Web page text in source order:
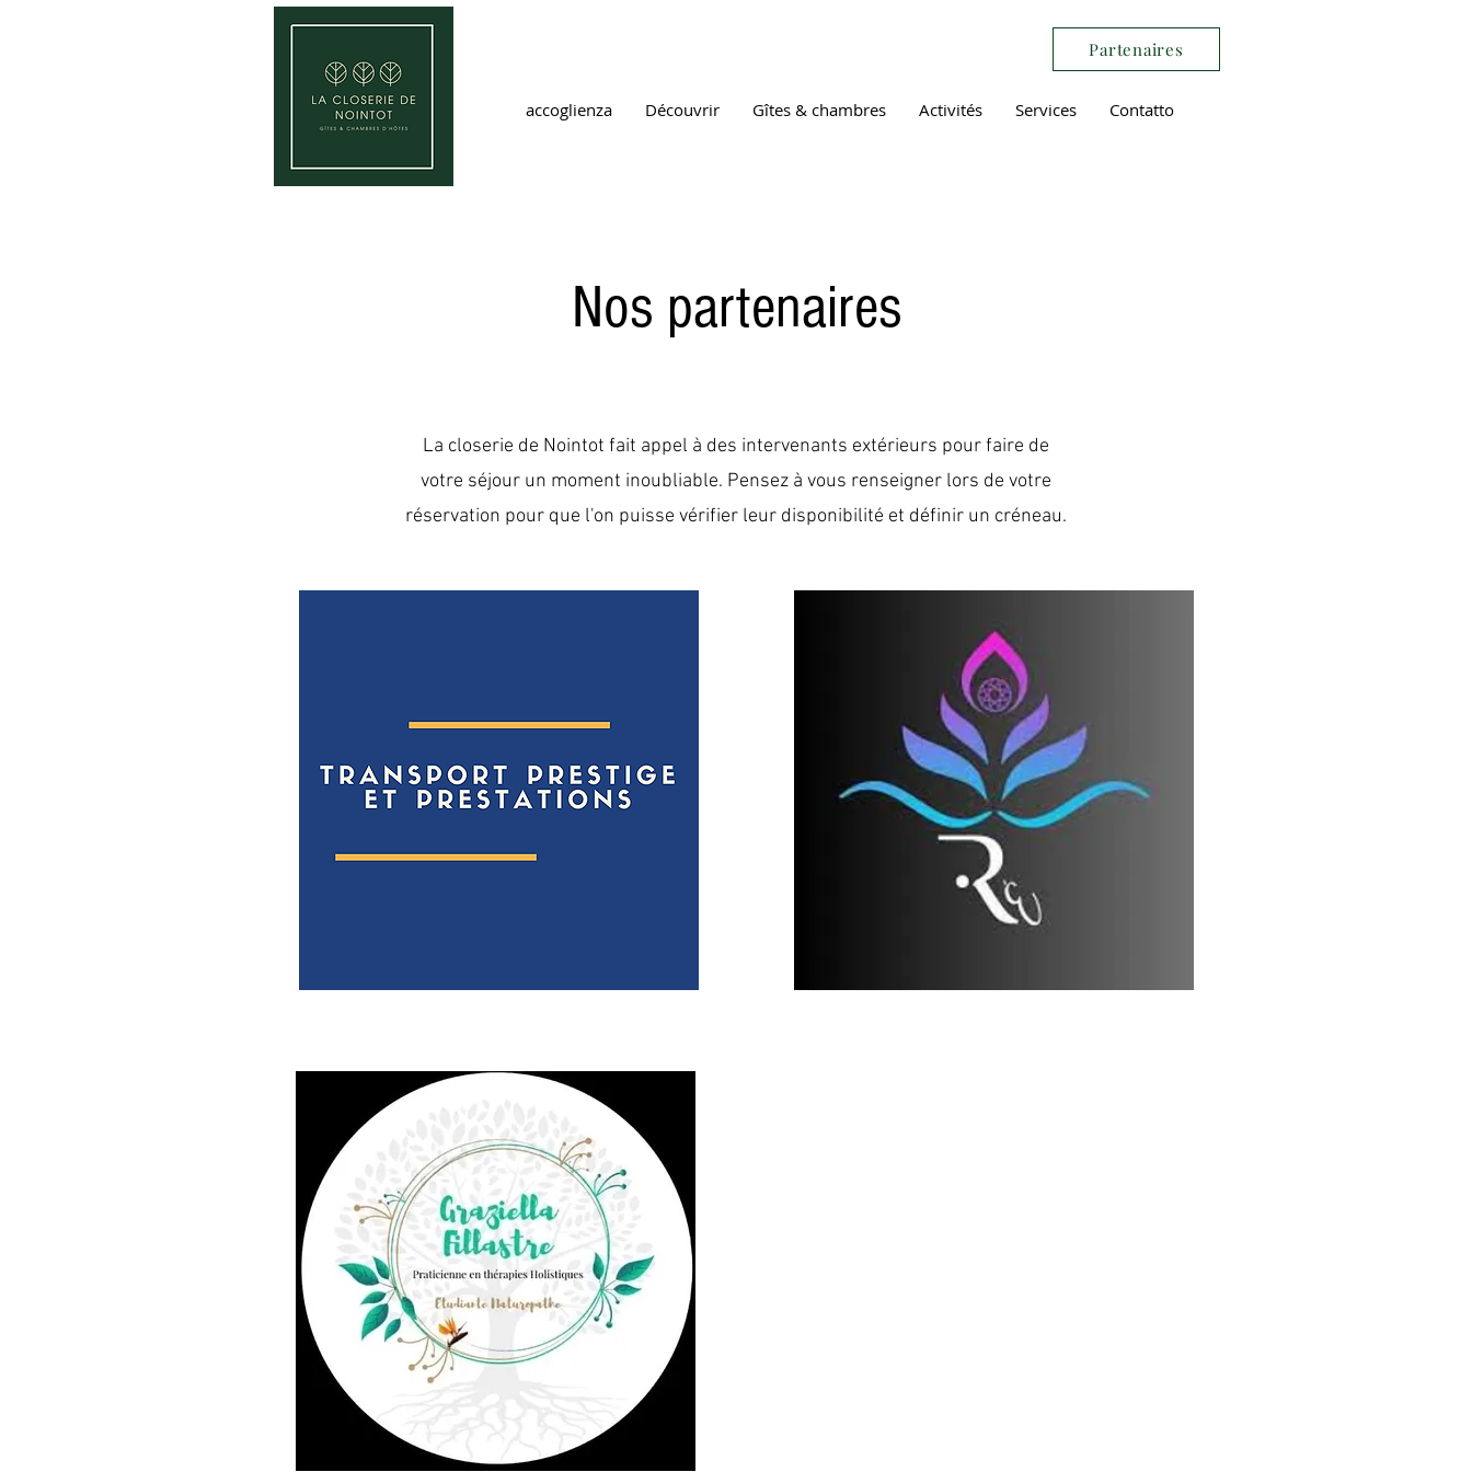
Partenaires
accoglienza Découvrir Gîtes & chambres Activités Services Contatto
Nos partenaires
La closerie de Nointot fait appel à des intervenants extérieurs pour faire de
votre séjour un moment inoubliable. Pensez à vous renseigner lors de votre
réservation pour que l'on puisse vérifier leur disponibilité et définir un créneau.